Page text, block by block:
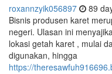
roxannzyik056897 89
Bisnis produsen karet
negeri. Ulasan ini
lokasi getah karet , mulai
digunakan, hingga
https://